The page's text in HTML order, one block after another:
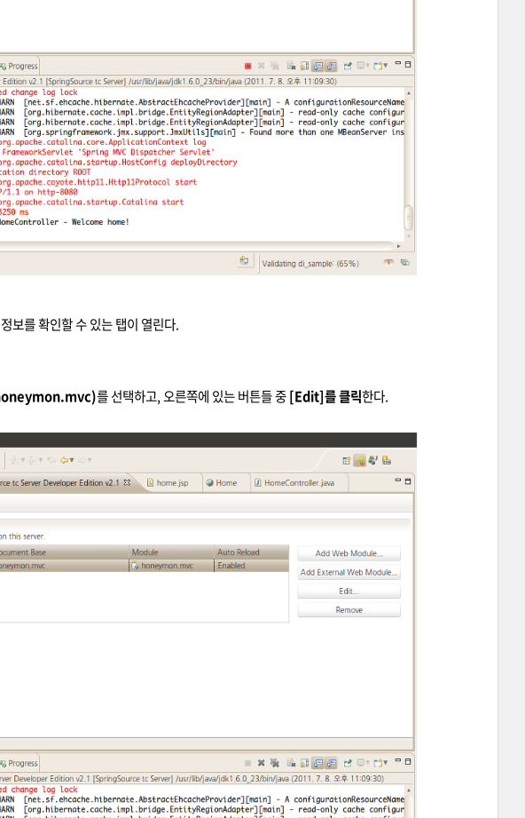
보를 확인할 수 있는 탭이 열린다.
를 선택하고, 오른쪽에 있는 버튼들 중[Edit]를 클릭한다.